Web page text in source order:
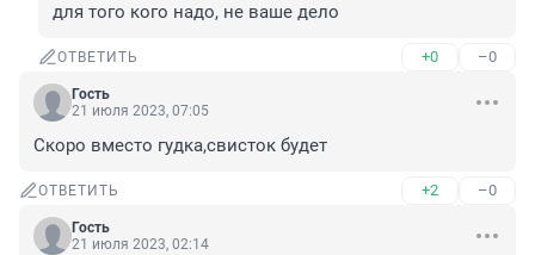
для того кого надо, не ваше дело
ОТВЕТИТЬ +0 –0
Гость
21 июля 2023, 07:05
Скоро вместо гудка,свисток будет
ОТВЕТИТЬ +2 –0
Гость
21 июля 2023, 02:14